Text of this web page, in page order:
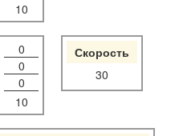
10
0
0
0
10
Скорость
30